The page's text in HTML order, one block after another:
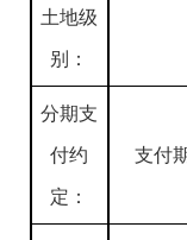
土地级
别：
分期支
付约
定：
支付